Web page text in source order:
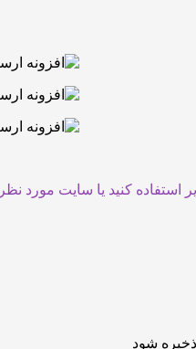
استفاده کنید یا سایت مورد
شود